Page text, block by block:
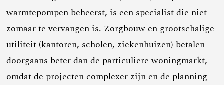
warmtepompen beheerst, is een specialist die niet
zomaar te vervangen is. Zorgbouw en grootschalige
utiliteit (kantoren, scholen, ziekenhuizen) betalen
doorgaans beter dan de particuliere woningmarkt,
omdat de projecten complexer zijn en de planning